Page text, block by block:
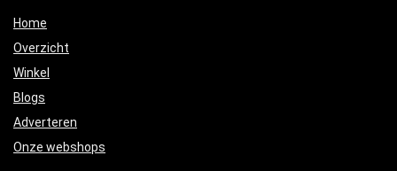
Home
Overzicht
Winkel
Blogs
Adverteren
Onze webshops